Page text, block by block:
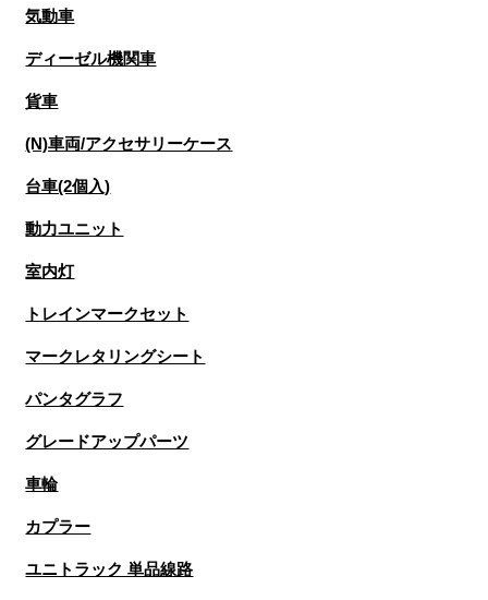
気動車
ディーゼル機関車
貨車
(N)車両/アクセサリーケース
台車(2個入)
動力ユニット
室内灯
トレインマークセット
マークレタリングシート
パンタグラフ
グレードアップパーツ
車輪
カプラー
ユニトラック 単品線路